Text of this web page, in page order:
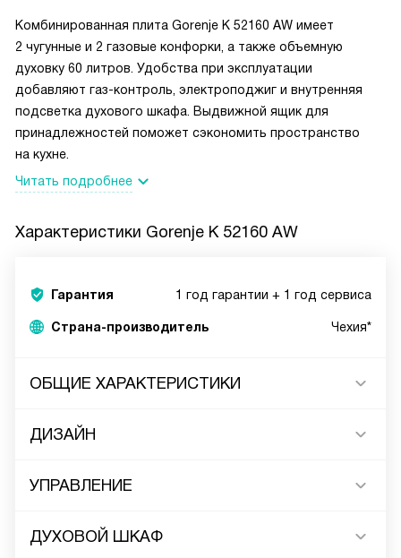
Комбинированная плита Gorenje K 52160 AW имеет
2 чугунные и 2 газовые конфорки, а также объемную
духовку 60 литров. Удобства при эксплуатации
добавляют газ-контроль, электроподжиг и внутренняя
подсветка духового шкафа. Выдвижной ящик для
принадлежностей поможет сэкономить пространство
на кухне.
Читать подробнее
Характеристики Gorenje K 52160 AW
Гарантия 1 год гарантии + 1 год сервиса
Страна-производитель Чехия*
ОБЩИЕ ХАРАКТЕРИСТИКИ
ДИЗАЙН
УПРАВЛЕНИЕ
ДУХОВОЙ ШКАФ